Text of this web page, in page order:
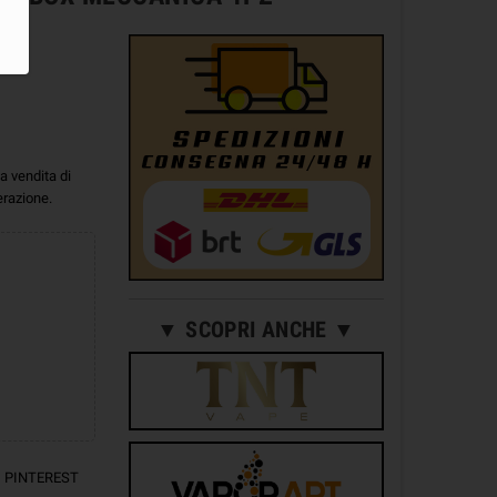
vendita di
PINTEREST
▼ SCOPRI ANCHE ▼